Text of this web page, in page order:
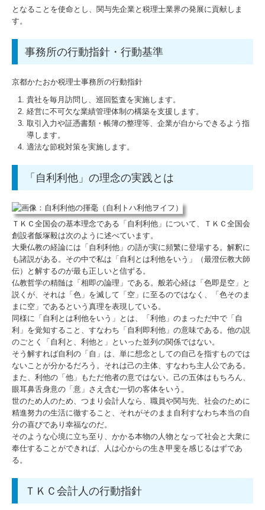
となることを使命とし、関与先企業と税理士業界の発展に貢献しま
す。
事務所の行動指針・行動基準
京都かたおか税理士事務所の行動指針
貴社を毎月訪問し、巡回監査を実施します。
経営に不可欠な業績管理体制の構築を支援します。
取引入力や証憑書類・帳簿の整理等、企業が自からできるよう指
導します。
適法な節税対策を実施します。
「自利利他」の理念の実践とは
ＴＫＣ全国会の基本理念である「自利利他」について、ＴＫＣ全国会
創設者飯塚毅は次のように述べています。
大乗仏教の経論には「自利利他」の語が実に頻繁に登場する。解釈に
も諸説がある。その中で私は「自利とは利他をいう」（最澄伝教大師
伝）と解するのが最も正しいと信ずる。
仏教哲学の精髄は「相即の論理」である。般若心経は「色即是空」と
説くが、それは「色」を滅して「空」に至るのではなく、「色そのま
まに空」であるという真理を表現している。
同様に「自利とは利他をいう」とは、「利他」のまっただ中で「自
利」を覚知すること、すなわち「自利即利他」の意味である。他の説
のごとく「自利と、利他と」といった並列の関係ではない。
そう解すれば自利の「自」は、単に想念としての自己を指すものでは
ないことが分かるだろう。それは己の主体、すなわち主人公である。
また、利他の「他」もただ他者の意ではない。己の五体はもちろん、
眼耳鼻舌身意の「意」さえ含む一切の客体をいう。
世のため人のため、つまり会計人なら、職員や関与先、社会のために
精進努力の生活に徹すること、それがそのまま自利すなわち本当の自
分の喜びであり幸福なのだ。
そのような心境に立ち至り、かかる本物の人物となって社会と大衆に
奉仕することができれば、人は心からの生き甲斐を感じるはずであ
る。
ＴＫＣ会計人の行動指針